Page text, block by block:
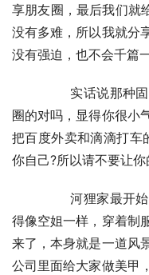
享朋友圈，最后我们就
没有多难，所以我就分
没有强迫，也不会千篇
圈的对吗，显得你很小
把百度外卖和滴滴打车
你自己?所以请不要让
得像空姐一样，穿着制
来了，本身就是一道风
公司里面给大家做美甲